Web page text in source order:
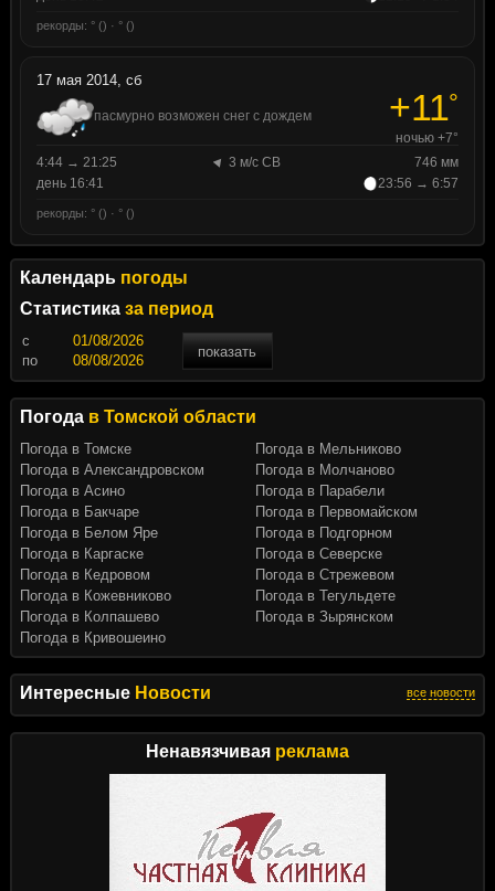
Интересные Новости все новости
Ненавязчивая реклама
рекорды: ° () · ° ()
17 мая 2014, сб
пасмурно возможен снег с дождем +11°
ночью +7°
4:44 → 21:25
3 м/с СВ
746 мм
день 16:41
23:56 → 6:57
рекорды: ° () · ° ()
Календарь погоды
Статистика за период
c
показать
по
Погода в Томской области
Погода в Томске
Погода в Александровском
Погода в Асино
Погода в Бакчаре
Погода в Белом Яре
Погода в Каргаске
Погода в Кедровом
Погода в Кожевниково
Погода в Колпашево
Погода в Кривошеино
Погода в Мельниково
Погода в Молчаново
Погода в Парабели
Погода в Первомайском
Погода в Подгорном
Погода в Северске
Погода в Стрежевом
Погода в Тегульдете
Погода в Зырянском